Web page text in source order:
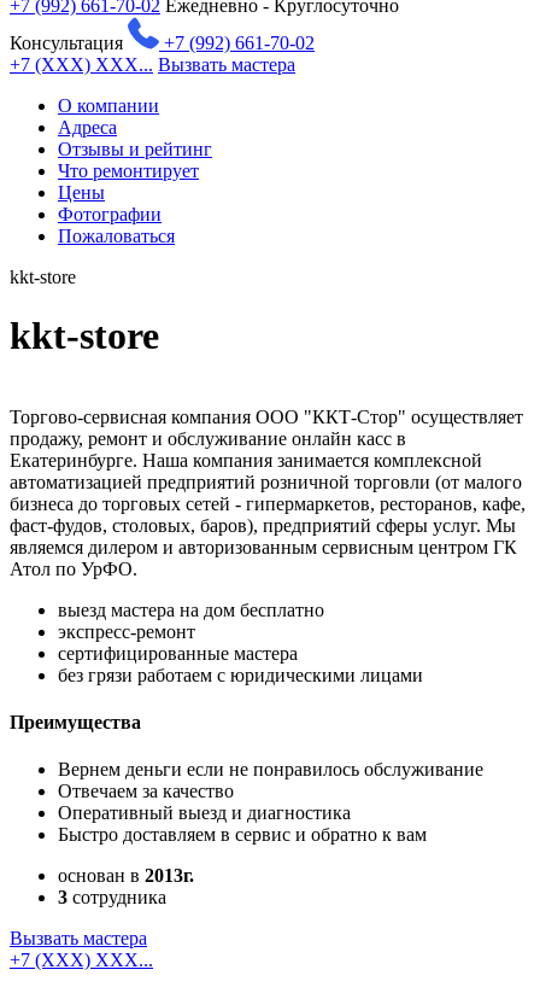
+7 (992) 661-70-02 Ежедневно - Круглосуточно
Консультация
+7 (992) 661-70-02
+7 (XXX) XXX... Вызвать мастера
О компании
Адреса
Отзывы и рейтинг
Что ремонтирует
Цены
Фотографии
Пожаловаться
kkt-store
kkt-store
Торгово-сервисная компания ООО "ККТ-Стор" осуществляет
продажу, ремонт и обслуживание онлайн касс в
Екатеринбурге. Наша компания занимается комплексной
автоматизацией предприятий розничной торговли (от малого
бизнеса до торговых сетей - гипермаркетов, ресторанов, кафе,
фаст-фудов, столовых, баров), предприятий сферы услуг. Мы
являемся дилером и авторизованным сервисным центром ГК
Атол по УрФО.
выезд мастера на дом бесплатно
экспресс-ремонт
сертифицированные мастера
без грязи работаем с юридическими лицами
Преимущества
Вернем деньги если не понравилось обслуживание
Отвечаем за качество
Оперативный выезд и диагностика
Быстро доставляем в сервис и обратно к вам
основан в 2013г.
3 сотрудника
Вызвать мастера
+7 (XXX) XXX...